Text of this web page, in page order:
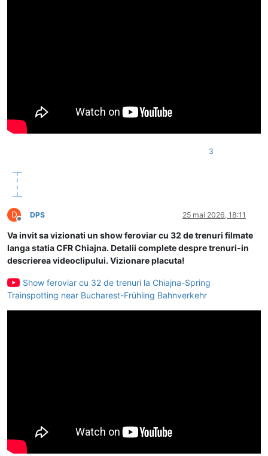
3
D
Deconectat
DPS 25 mai 2026, 18:11
Va invit sa vizionati un show feroviar cu 32 de trenuri filmate
langa statia CFR Chiajna. Detalii complete despre trenuri-in
descrierea videoclipului. Vizionare placuta!
Show feroviar cu 32 de trenuri la Chiajna-Spring
Trainspotting near Bucharest-Frühling Bahnverkehr